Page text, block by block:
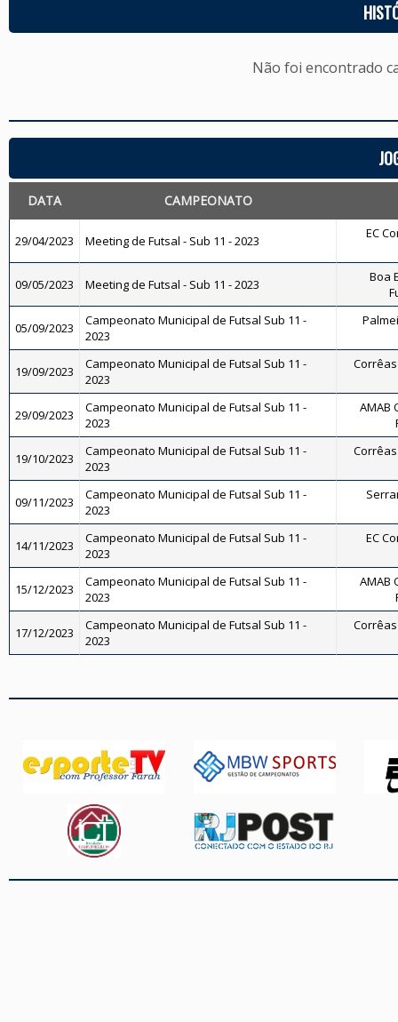
Não foi encontrado
DATA CAMPEONATO
29/04/2023 Meeting de Futsal - Sub 11 - 2023 EC
09/05/2023 Meeting de Futsal - Sub 11 - 2023
Boa
05/09/2023
Campeonato Municipal de Futsal Sub 11 -
2023
19/09/2023
Campeonato Municipal de Futsal Sub 11 -
2023
29/09/2023
Campeonato Municipal de Futsal Sub 11 -
2023
AMAB
19/10/2023
Campeonato Municipal de Futsal Sub 11 -
2023
09/11/2023
Campeonato Municipal de Futsal Sub 11 -
2023
14/11/2023
Campeonato Municipal de Futsal Sub 11 -
2023
EC
15/12/2023
Campeonato Municipal de Futsal Sub 11 -
2023
AMAB
17/12/2023
Campeonato Municipal de Futsal Sub 11 -
2023